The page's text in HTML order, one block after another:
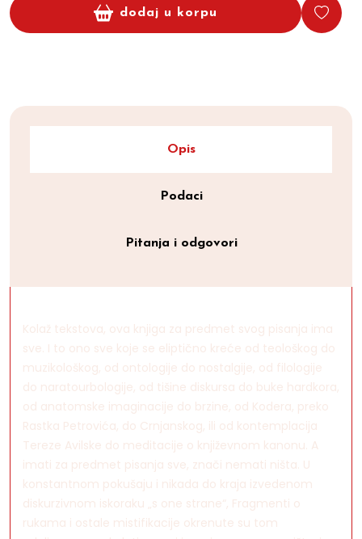
dodaj u korpu
Opis
Podaci
Pitanja i odgovori
Kolaž tekstova, ova knjiga za predmet svog pisanja ima
sve. I to ono sve koje se eliptično kreće od teološkog do
muzikološkog, od ontologije do nostalgije, od filologije
do naratourbologije, od tišine diskursa do buke hardkora,
od anatomske imaginacije do brzine, od Kodera, preko
Rastka Petrovića, do Crnjanskog, ili od kontemplacija
Tereze Avilske do meditacije o književnom kanonu. A
imati za predmet pisanja sve, znači nemati ništa. U
konstantnom pokušaju i nikada do kraja izvedenom
diskurzivnom iskoraku „s one strane“, Fragmenti o
rukama i ostale mistifikacije okrenute su tom